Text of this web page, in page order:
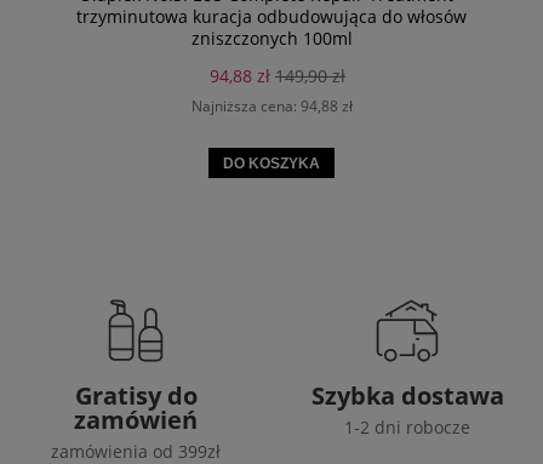
trzyminutowa kuracja odbudowująca do włosów
zniszczonych 100ml
94,88 zł 149,90 zł
Najniższa cena: 94,88 zł
DO KOSZYKA
Gratisy do
zamówień
zamówienia od 399zł
Szybka dostawa
1-2 dni robocze